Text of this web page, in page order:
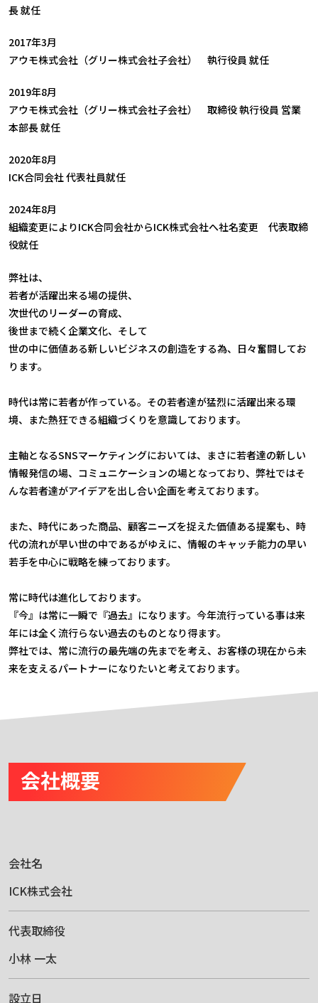
長 就任
2017年3月
アウモ株式会社（グリー株式会社子会社） 執行役員 就任
2019年8月
アウモ株式会社（グリー株式会社子会社） 取締役 執行役員 営業
本部長 就任
2020年8月
ICK合同会社 代表社員就任
2024年8月
組織変更によりICK合同会社からICK株式会社へ社名変更 代表取締
役就任
弊社は、
若者が活躍出来る場の提供、
次世代のリーダーの育成、
後世まで続く企業文化、そして
世の中に価値ある新しいビジネスの創造をする為、日々奮闘してお
ります。
時代は常に若者が作っている。その若者達が猛烈に活躍出来る環
境、また熱狂できる組織づくりを意識しております。
主軸となるSNSマーケティングにおいては、まさに若者達の新しい
情報発信の場、コミュニケーションの場となっており、弊社ではそ
んな若者達がアイデアを出し合い企画を考えております。
また、時代にあった商品、顧客ニーズを捉えた価値ある提案も、時
代の流れが早い世の中であるがゆえに、情報のキャッチ能力の早い
若手を中心に戦略を練っております。
常に時代は進化しております。
『今』は常に一瞬で『過去』になります。今年流行っている事は来
年には全く流行らない過去のものとなり得ます。
弊社では、常に流行の最先端の先までを考え、お客様の現在から未
来を支えるパートナーになりたいと考えております。
会社名
ICK株式会社
代表取締役
小林 一太
設立日